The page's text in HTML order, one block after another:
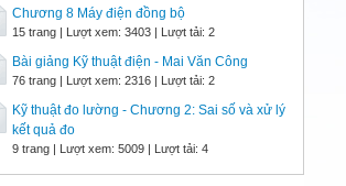
Chương 8 Máy điện đồng bộ
15 trang | Lượt xem: 3403 | Lượt tải: 2
Bài giảng Kỹ thuật điện - Mai Văn Công
76 trang | Lượt xem: 2316 | Lượt tải: 2
Kỹ thuật đo lường - Chương 2: Sai số và xử lý
kết quả đo
9 trang | Lượt xem: 5009 | Lượt tải: 4